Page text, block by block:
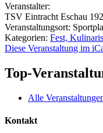
Veranstalter:
TSV Eintracht Eschau
Veranstaltungsort:
Kategorien: Fest,
Diese Veranstaltung im
Top-
Alle
Kontakt